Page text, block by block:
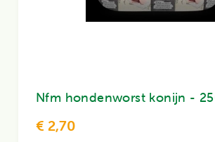
Nfm hondenworst konijn -
€ 2,70